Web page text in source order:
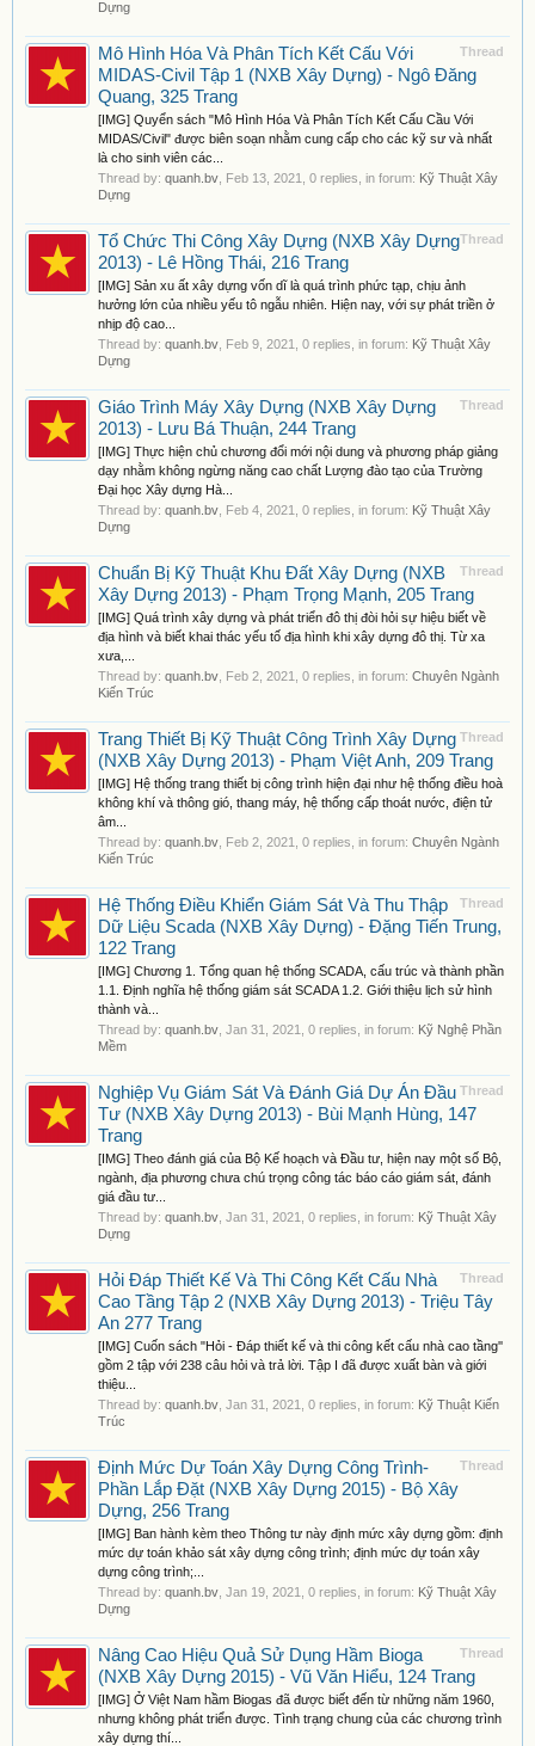
Dựng
Thread
Mô Hình Hóa Và Phân Tích Kết Cấu Với
MIDAS-Civil Tập 1 (NXB Xây Dựng) - Ngô Đăng
Quang, 325 Trang
[IMG] Quyển sách "Mô Hình Hóa Và Phân Tích Kết Cấu Cầu Với
MIDAS/Civil" được biên soạn nhằm cung cấp cho các kỹ sư và nhất
là cho sinh viên các...
Thread by: quanh.bv Feb 13, 2021 , 0 replies, in forum: Kỹ Thuật Xây
Dựng
Thread
Tổ Chức Thi Công Xây Dựng (NXB Xây Dựng
2013) - Lê Hồng Thái, 216 Trang
[IMG] Sản xu ất xây dựng vốn dĩ là quá trình phức tạp, chịu ảnh
hưởng lớn của nhiều yếu tô ngẫu nhiên. Hiện nay, với sự phát triền ở
nhịp độ cao...
Thread by: quanh.bv Feb 9, 2021 , 0 replies, in forum: Kỹ Thuật Xây
Dựng
Thread
Giáo Trình Máy Xây Dựng (NXB Xây Dựng
2013) - Lưu Bá Thuận, 244 Trang
[IMG] Thực hiện chủ chương đổi mới nội dung và phương pháp giảng
dạy nhằm không ngừng năng cao chất Lượng đào tạo của Trường
Đại học Xây dựng Hà...
Thread by: quanh.bv Feb 4, 2021 , 0 replies, in forum: Kỹ Thuật Xây
Dựng
Thread
Chuẩn Bị Kỹ Thuật Khu Đất Xây Dựng (NXB
Xây Dựng 2013) - Phạm Trọng Mạnh, 205 Trang
[IMG] Quá trình xây dựng và phát triển đô thị đòi hỏi sự hiệu biết về
địa hình và biết khai thác yếu tố địa hình khi xây dựng đô thị. Từ xa
xưa,...
Thread by: quanh.bv Feb 2, 2021 , 0 replies, in forum: Chuyên Ngành
Kiến Trúc
Thread
Trang Thiết Bị Kỹ Thuật Công Trình Xây Dựng
(NXB Xây Dựng 2013) - Phạm Việt Anh, 209 Trang
[IMG] Hệ thống trang thiết bị công trình hiện đại như hệ thống điều hoà
không khí và thông gió, thang máy, hệ thống cấp thoát nước, điện tử
âm...
Thread by: quanh.bv Feb 2, 2021 , 0 replies, in forum: Chuyên Ngành
Kiến Trúc
Thread
Hệ Thống Điều Khiển Giám Sát Và Thu Thập
Dữ Liệu Scada (NXB Xây Dựng) - Đặng Tiến Trung,
122 Trang
[IMG] Chương 1. Tổng quan hệ thống SCADA, cấu trúc và thành phần
1.1. Định nghĩa hệ thống giám sát SCADA 1.2. Giới thiệu lịch sử hình
thành và...
Thread by: quanh.bv Jan 31, 2021 , 0 replies, in forum: Kỹ Nghệ Phần
Mềm
Thread
Nghiệp Vụ Giám Sát Và Đánh Giá Dự Án Đầu
Tư (NXB Xây Dựng 2013) - Bùi Mạnh Hùng, 147
Trang
[IMG] Theo đánh giá của Bộ Kế hoạch và Đầu tư, hiện nay một số Bộ,
ngành, địa phương chưa chú trọng công tác báo cáo giám sát, đánh
giá đầu tư...
Thread by: quanh.bv Jan 31, 2021 , 0 replies, in forum: Kỹ Thuật Xây
Dựng
Thread
Hỏi Đáp Thiết Kế Và Thi Công Kết Cấu Nhà
Cao Tầng Tập 2 (NXB Xây Dựng 2013) - Triệu Tây
An 277 Trang
[IMG] Cuốn sách "Hỏi - Đáp thiết kế và thi công kết cấu nhà cao tầng''
gồm 2 tập với 238 câu hỏi và trả lời. Tập I đã được xuất bàn và giới
thiệu...
Thread by: quanh.bv Jan 31, 2021 , 0 replies, in forum: Kỹ Thuật Kiến
Trúc
Thread
Định Mức Dự Toán Xây Dựng Công Trình-
Phần Lắp Đặt (NXB Xây Dựng 2015) - Bộ Xây
Dựng, 256 Trang
[IMG] Ban hành kèm theo Thông tư này định mức xây dựng gồm: định
mức dự toán khảo sát xây dựng công trình; định mức dự toán xây
dựng công trình;...
Thread by: quanh.bv Jan 19, 2021 , 0 replies, in forum: Kỹ Thuật Xây
Dựng
Thread
Nâng Cao Hiệu Quả Sử Dụng Hầm Bioga
(NXB Xây Dựng 2015) - Vũ Văn Hiểu, 124 Trang
[IMG] Ở Việt Nam hầm Biogas đã được biết đến từ những năm 1960,
nhưng không phát triển được. Tình trạng chung của các chương trình
xây dựng thí...